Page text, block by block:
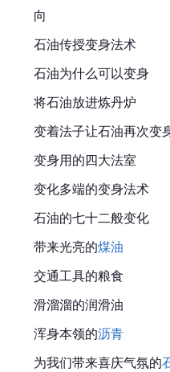
向
石油传授变身法术
石油为什么可以变身
将石油放进炼丹炉
变着法子让石油再次变
变身用的四大法室
变化多端的变身法术
石油的七十二般变化
带来光亮的煤油
交通工具的粮食
滑溜溜的润滑油
浑身本领的沥青
为我们带来喜庆气氛的